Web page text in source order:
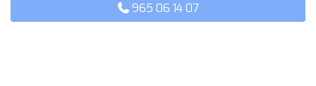
965 06 14 07